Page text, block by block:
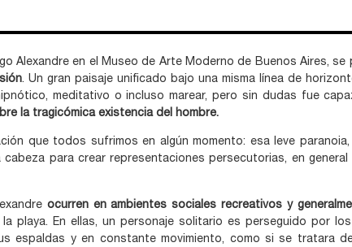
Alexandre en el Museo de Arte Moderno de Buenos Aires,
. Un gran paisaje unificado bajo una misma línea de
meditativo o incluso marear, pero sin dudas fue
la tragicómica existencia del hombre.
que todos sufrimos en algún momento: esa leve
para crear representaciones persecutorias, en
ocurren en ambientes sociales recreativos y
playa. En ellas, un personaje solitario es perseguido por
espaldas y en constante movimiento, como si se tratara